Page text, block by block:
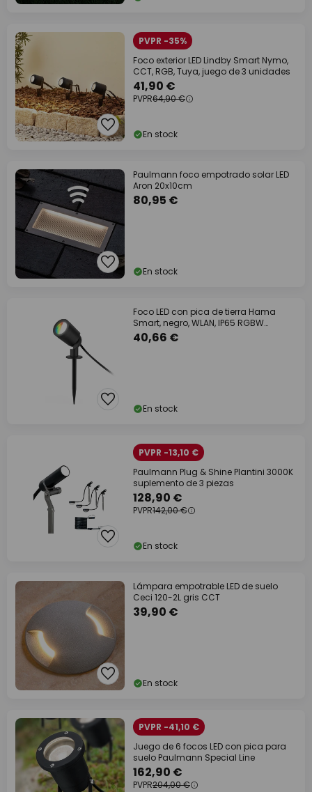
PVPR -35%
Foco exterior LED Lindby Smart Nymo,
CCT, RGB, Tuya, juego de 3 unidades
41,90 €
PVPR64,90 €
En stock
Paulmann foco empotrado solar LED
Aron 20x10cm
80,95 €
En stock
Foco LED con pica de tierra Hama
Smart, negro, WLAN, IP65 RGBW
atenuable
40,66 €
En stock
PVPR -13,10 €
Paulmann Plug & Shine Plantini 3000K
suplemento de 3 piezas
128,90 €
PVPR142,00 €
En stock
Lámpara empotrable LED de suelo
Ceci 120-2L gris CCT
39,90 €
En stock
PVPR -41,10 €
Juego de 6 focos LED con pica para
suelo Paulmann Special Line
162,90 €
PVPR204,00 €